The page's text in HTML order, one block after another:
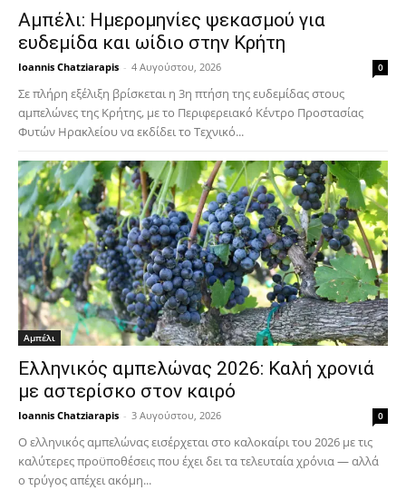
Αμπέλι: Ημερομηνίες ψεκασμού για
ευδεμίδα και ωίδιο στην Κρήτη
Ioannis Chatziarapis - 4 Αυγούστου, 2026 0
Σε πλήρη εξέλιξη βρίσκεται η 3η πτήση της ευδεμίδας στους
αμπελώνες της Κρήτης, με το Περιφερειακό Κέντρο Προστασίας
Φυτών Ηρακλείου να εκδίδει το Τεχνικό...
Αμπέλι
Ελληνικός αμπελώνας 2026: Καλή χρονιά
με αστερίσκο στον καιρό
Ioannis Chatziarapis - 3 Αυγούστου, 2026 0
Ο ελληνικός αμπελώνας εισέρχεται στο καλοκαίρι του 2026 με τις
καλύτερες προϋποθέσεις που έχει δει τα τελευταία χρόνια — αλλά
ο τρύγος απέχει ακόμη...